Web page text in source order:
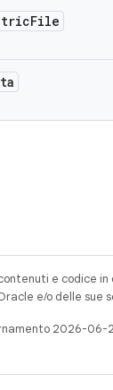
File
e codice
e/o delle sue
2026-06-